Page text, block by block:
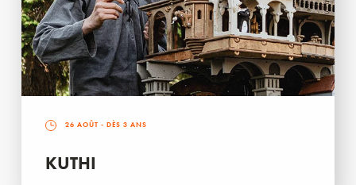
26 AOÛT - DÈS 3 ANS
KUTHI